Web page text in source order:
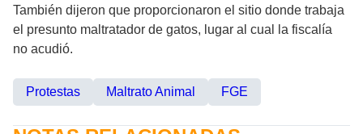
También dijeron que proporcionaron el sitio donde trabaja
el presunto maltratador de gatos, lugar al cual la fiscalía
no acudió.
Protestas Maltrato Animal FGE